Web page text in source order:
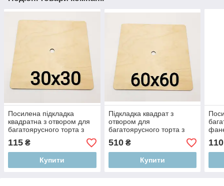
Посилена підкладка
квадратна з отвором для
багатоярусного торта з
фанери 30х30 см
товщина
115 ₴
Купити
Підкладка квадрат з
отвором для
багатоярусного торта з
фанери 60х60 см
товщина
510₴
Купити
110